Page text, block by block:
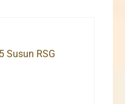
Susun RSG